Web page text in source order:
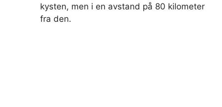
kysten, men i en avstand på 80 kilometer
fra den.